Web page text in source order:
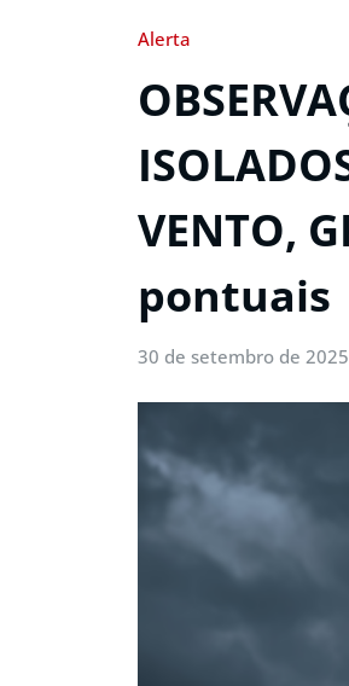
Alerta
VENTO,
pontuais
30 de setembro de 2025